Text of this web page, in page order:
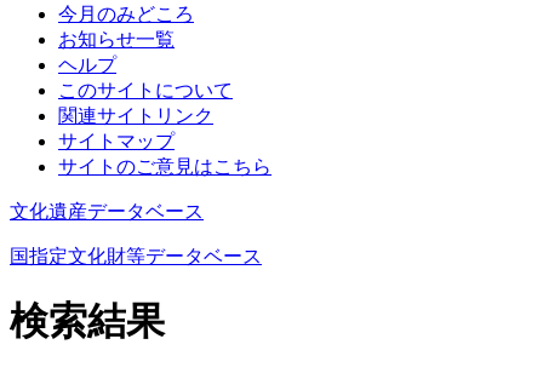
今月のみどころ
お知らせ一覧
ヘルプ
このサイトについて
関連サイトリンク
サイトマップ
サイトのご意見はこちら
文化遺産データベース
国指定文化財等データベース
検索結果